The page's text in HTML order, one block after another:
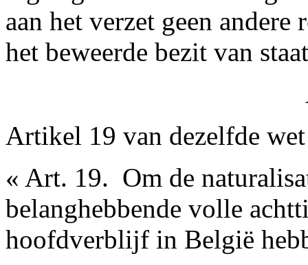
aan het verzet geen
het beweerde bezit van
Artikel 19 van dezelfde
« Art. 19. ­ Om de
belanghebbende volle
hoofdverblijf in België